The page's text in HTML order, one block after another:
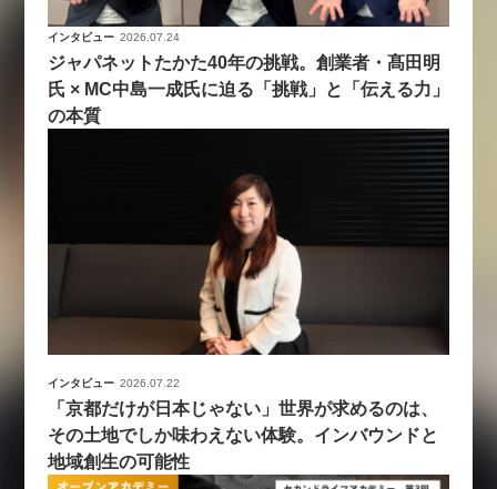
インタビュー 2026.07.24
ジャパネットたかた40年の挑戦。創業者・髙田明
氏 × MC中島一成氏に迫る「挑戦」と「伝える力」
の本質
インタビュー 2026.07.22
「京都だけが日本じゃない」世界が求めるのは、
その土地でしか味わえない体験。インバウンドと
地域創生の可能性